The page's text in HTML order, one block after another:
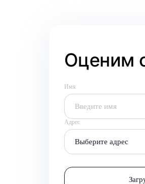
Оценим
Имя
Адрес
Выберите адрес